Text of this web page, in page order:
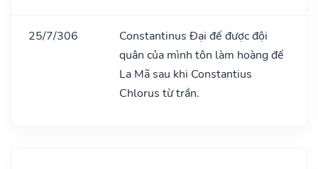
25/7/306
Constantinus Đại đế được đội
quân của mình tôn làm hoàng đế
La Mã sau khi Constantius
Chlorus từ trần.